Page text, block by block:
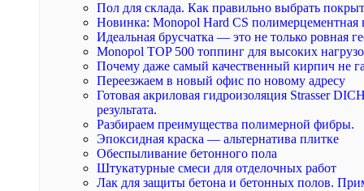
Пол для склада. Как правильно выбрать
Новинка: Monopol Hard CS полимерцементная
Идеальная брусчатка — это не только ровная
Monopol TOP 500 топпинг для высоких
Почему даже самый качественный кирпич не
Переезжаем в новый офис по новому адресу
Готовая акриловая гидроизоляция Strasser
результата.
Разбираем преимущества полимерной фибры.
Эпоксидная краска — альтернатива плитке
Обеспыливание бетонного пола
Штукатурные смеси для отделочных работ
Лак для защиты бетона и бетонных полов.